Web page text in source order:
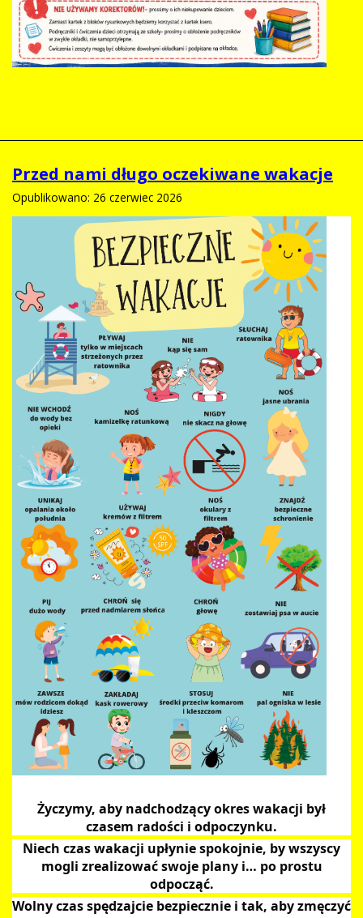
Przed nami długo oczekiwane wakacje
Opublikowano: 26 czerwiec 2026
Życzymy, aby nadchodzący okres wakacji był
czasem radości i odpoczynku.
Niech czas wakacji upłynie spokojnie, by wszyscy
mogli zrealizować swoje plany i… po prostu
odpocząć.
Wolny czas spędzajcie bezpiecznie i tak, aby zmęczyć